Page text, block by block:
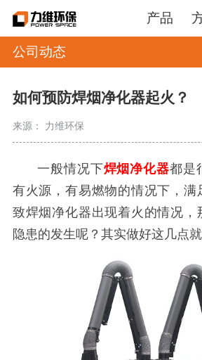
产品
公司动态
如何预防焊烟净化器起火？
来源： 力维环保
一般情况下焊烟净化器都是
有火源，有易燃物的情况下，满
致焊烟净化器出现着火的情况，
隐患的发生呢？其实做好这几点就